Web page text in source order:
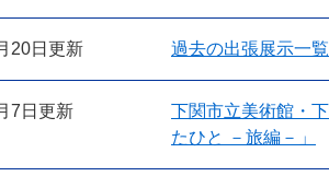
20日更新 過去の出張展示一覧
7日更新
下関市立美術館・
たひと －旅編－」